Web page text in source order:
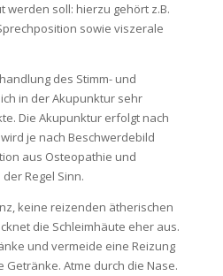
werden soll: hierzu gehört z.B.
sowie viszerale
des Stimm- und
in der Akupunktur sehr
Die Akupunktur erfolgt nach
je nach Beschwerdebild
aus Osteopathie und
Regel Sinn.
keine reizenden ätherischen
die Schleimhäute eher aus.
und vermeide eine Reizung
Atme durch die Nase.